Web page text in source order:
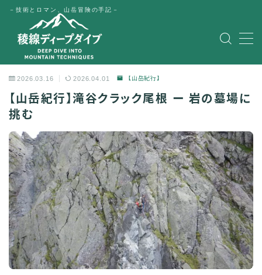
－技術とロマン、山岳冒険の手記－
MENU
HOME
公式LINE
English
Japanese
2026.03.16 2026.04.01 【山岳紀行】
【山岳紀行】滝谷クラック尾根 ー 岩の墓場に
挑む